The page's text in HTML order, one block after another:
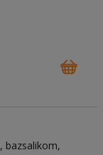
bazsalikom